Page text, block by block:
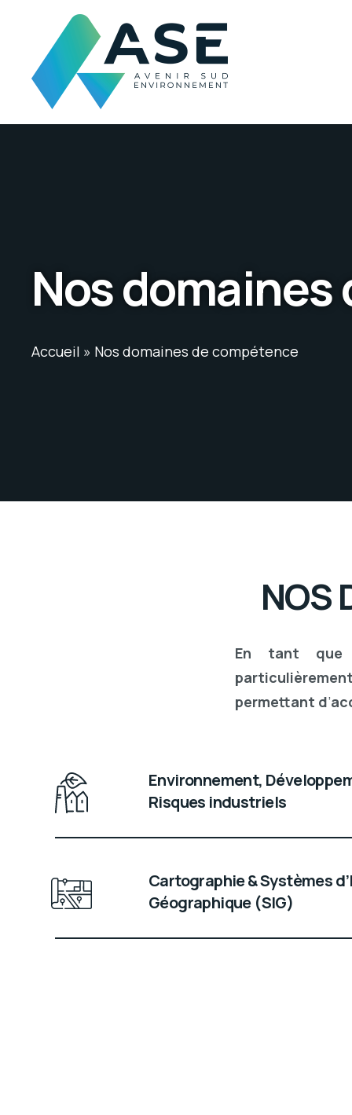
Nos
Accueil » Nos domaines de compétence
NOS
En tant que
permettant d’
Environnement,
Risques industriels
Cartographie & Systèmes
Géographique (SIG)